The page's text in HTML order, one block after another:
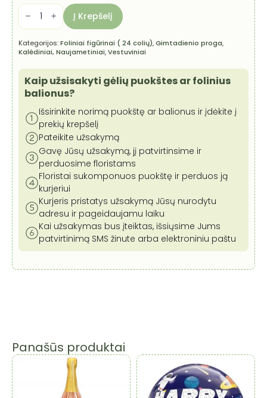
produkto
kiekis:
Helio
balionas
-
Šampano
butelis
Į Krepšelį
Kategorijos:Foliniai figūrinai ( 24 colių),Gimtadienio proga,
Kalėdiniai, Naujametiniai,Vestuviniai
Kaip užsisakyti gėlių puokštes ar folinius
balionus?
Išsirinkite norimą puokštę ar balionus ir įdėkite į
prekių krepšelį
Pateikite užsakymą
Gavę Jūsų užsakymą, jį patvirtinsime ir
perduosime floristams
Floristai sukomponuos puokštę ir perduos ją
kurjeriui
Kurjeris pristatys užsakymą Jūsų nurodytu
adresu ir pageidaujamu laiku
Kai užsakymas bus įteiktas, išsiųsime Jums
patvirtinimą SMS žinute arba elektroniniu paštu
Panašūs produktai